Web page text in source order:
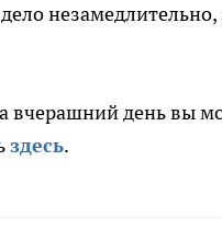
вчерашний день вы
здесь.